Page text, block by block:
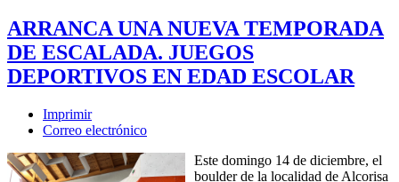
ARRANCA UNA NUEVA TEMPORADA
DE ESCALADA. JUEGOS
DEPORTIVOS EN EDAD ESCOLAR
Imprimir
Correo electrónico
Este domingo 14 de diciembre, el
boulder de la localidad de Alcorisa